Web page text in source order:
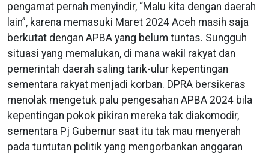
pengamat pernah menyindir, “Malu kita dengan daerah
lain”, karena memasuki Maret 2024 Aceh masih saja
berkutat dengan APBA yang belum tuntas. Sungguh
situasi yang memalukan, di mana wakil rakyat dan
pemerintah daerah saling tarik-ulur kepentingan
sementara rakyat menjadi korban. DPRA bersikeras
menolak mengetuk palu pengesahan APBA 2024 bila
kepentingan pokok pikiran mereka tak diakomodir,
sementara Pj Gubernur saat itu tak mau menyerah
pada tuntutan politik yang mengorbankan anggaran